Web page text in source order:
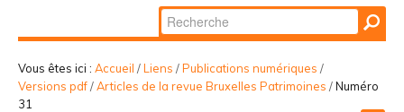
PARTICIPER
Chercher par
Recherche
avancée…
Vous êtes ici : Accueil /Liens /Publications numériques /
Versions pdf/Articles de la revue Bruxelles Patrimoines /Numéro
31